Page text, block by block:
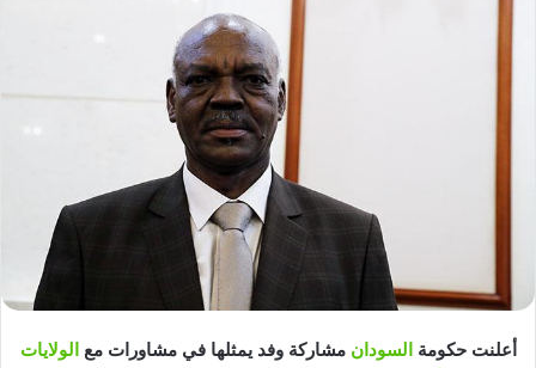
أعلنت حكومة السودان مشاركة وفد يمثلها في مشاورات مع الولايات